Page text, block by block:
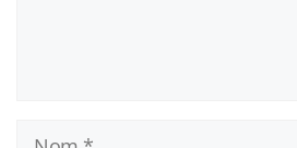
Nom